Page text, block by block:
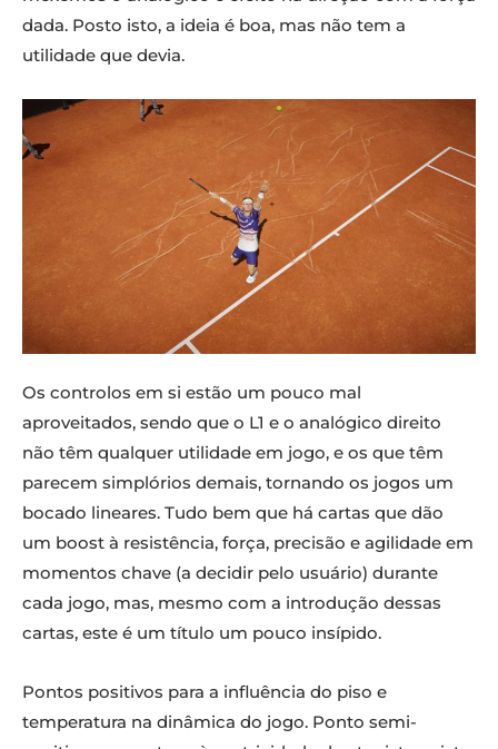
dada. Posto isto, a ideia é boa, mas não tem a
utilidade que devia.
Os controlos em si estão um pouco mal
aproveitados, sendo que o L1 e o analógico direito
não têm qualquer utilidade em jogo, e os que têm
parecem simplórios demais, tornando os jogos um
bocado lineares. Tudo bem que há cartas que dão
um boost à resistência, força, precisão e agilidade em
momentos chave (a decidir pelo usuário) durante
cada jogo, mas, mesmo com a introdução dessas
cartas, este é um título um pouco insípido.
Pontos positivos para a influência do piso e
temperatura na dinâmica do jogo. Ponto semi-